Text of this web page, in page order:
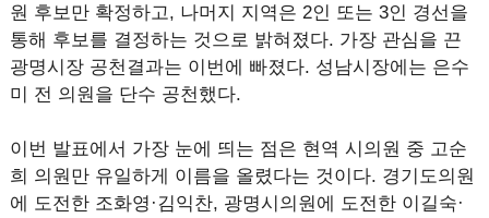
원 후보만 확정하고, 나머지 지역은 2인 또는 3인 경선을
통해 후보를 결정하는 것으로 밝혀졌다. 가장 관심을 끈
광명시장 공천결과는 이번에 빠졌다. 성남시장에는 은수
미 전 의원을 단수 공천했다.
이번 발표에서 가장 눈에 띄는 점은 현역 시의원 중 고순
희 의원만 유일하게 이름을 올렸다는 것이다. 경기도의원
에 도전한 조화영·김익찬, 광명시의원에 도전한 이길숙·